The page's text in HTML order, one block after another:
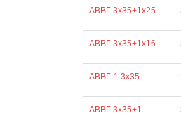
АВВГ 3х35+1х25
АВВГ 3х35+1х16
АВВГ-1 3х35
АВВГ 3х35+1